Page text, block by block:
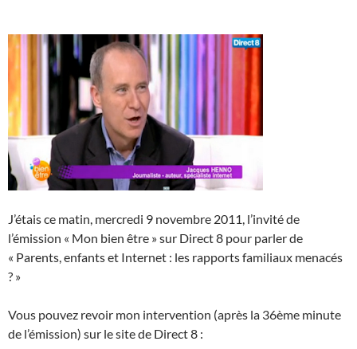
J’étais ce matin, mercredi 9 novembre 2011, l’invité de
l’émission « Mon bien être » sur Direct 8 pour parler de
« Parents, enfants et Internet : les rapports familiaux menacés
? »
Vous pouvez revoir mon intervention (après la 36ème minute
de l’émission) sur le site de Direct 8 :